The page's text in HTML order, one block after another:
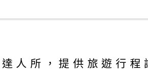
人所，提供旅遊行程